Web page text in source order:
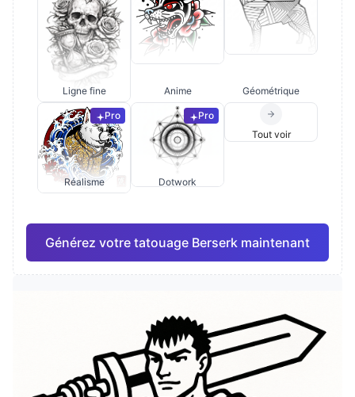
Ligne fine Anime Géométrique
Pro
Réalisme
Pro
Dotwork
Tout voir
Générez votre tatouage Berserk maintenant